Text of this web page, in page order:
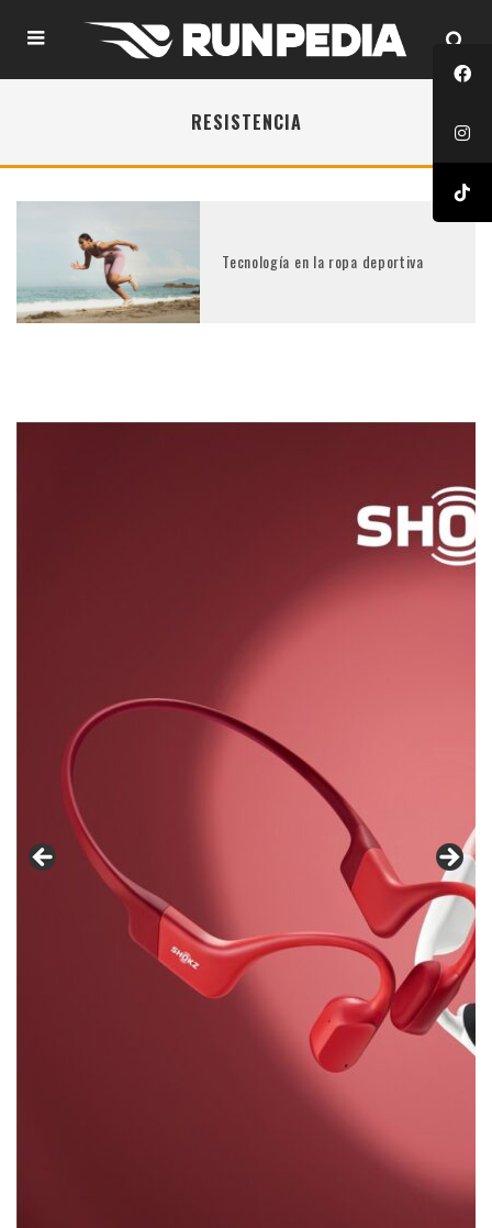
RESISTENCIA
Tecnología en la ropa deportiva